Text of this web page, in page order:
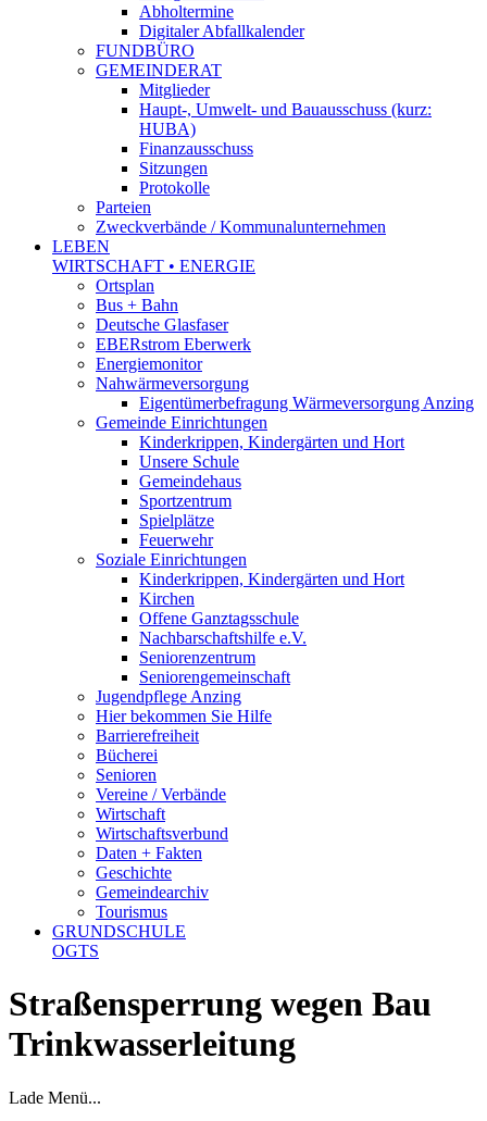
Abholtermine
Digitaler Abfallkalender
FUNDBÜRO
GEMEINDERAT
Mitglieder
Haupt-, Umwelt- und Bauausschuss (kurz:
HUBA)
Finanzausschuss
Sitzungen
Protokolle
Parteien
Zweckverbände / Kommunalunternehmen
LEBEN
WIRTSCHAFT • ENERGIE
Ortsplan
Bus + Bahn
Deutsche Glasfaser
EBERstrom Eberwerk
Energiemonitor
Nahwärmeversorgung
Eigentümerbefragung Wärmeversorgung Anzing
Gemeinde Einrichtungen
Kinderkrippen, Kindergärten und Hort
Unsere Schule
Gemeindehaus
Sportzentrum
Spielplätze
Feuerwehr
Soziale Einrichtungen
Kinderkrippen, Kindergärten und Hort
Kirchen
Offene Ganztagsschule
Nachbarschaftshilfe e.V.
Seniorenzentrum
Seniorengemeinschaft
Jugendpflege Anzing
Hier bekommen Sie Hilfe
Barrierefreiheit
Bücherei
Senioren
Vereine / Verbände
Wirtschaft
Wirtschaftsverbund
Daten + Fakten
Geschichte
Gemeindearchiv
Tourismus
GRUNDSCHULE
OGTS
Straßensperrung wegen Bau
Trinkwasserleitung
Lade Menü...